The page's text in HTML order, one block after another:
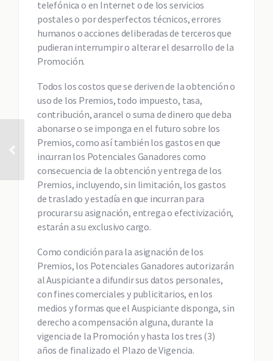
telefónica o en Internet o de los servicios
postales o por desperfectos técnicos, errores
humanos o acciones deliberadas de terceros que
pudieran interrumpir o alterar el desarrollo de la
Promoción.
Todos los costos que se deriven de la obtención o
uso de los Premios, todo impuesto, tasa,
contribución, arancel o suma de dinero que deba
abonarse o se imponga en el futuro sobre los
Premios, como así también los gastos en que
incurran los Potenciales Ganadores como
consecuencia de la obtención y entrega de los
Premios, incluyendo, sin limitación, los gastos
de traslado y estadía en que incurran para
procurar su asignación, entrega o efectivización,
estarán a su exclusivo cargo.
Como condición para la asignación de los
Premios, los Potenciales Ganadores autorizarán
al Auspiciante a difundir sus datos personales,
con fines comerciales y publicitarios, en los
medios y formas que el Auspiciante disponga, sin
derecho a compensación alguna, durante la
vigencia de la Promoción y hasta los tres (3)
años de finalizado el Plazo de Vigencia.